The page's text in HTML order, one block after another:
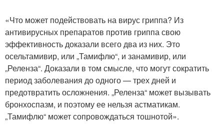
«Что может подействовать на вирус гриппа? Из
антивирусных препаратов против гриппа свою
эффективность доказали всего два из них. Это
осельтамивир, или „Тамифлю“, и занамивир, или
„Реленза“. Доказали в том смысле, что могут сократить
период заболевания до одного — трех дней и
предотвратить осложнения. „Реленза“ может вызывать
бронхоспазм, и поэтому ее нельзя астматикам.
„Тамифлю“ может сопровождаться тошнотой».